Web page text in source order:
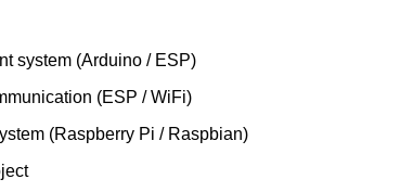
system (Arduino / ESP)
(ESP / WiFi)
(Raspberry Pi / Raspbian)